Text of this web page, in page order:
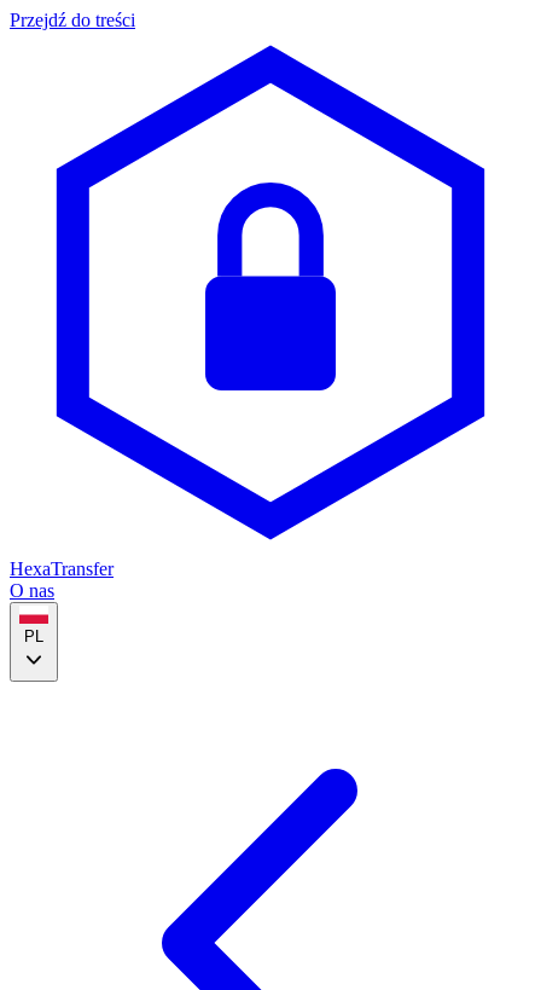
Przejdź do treści
HexaTransfer
O nas
PL